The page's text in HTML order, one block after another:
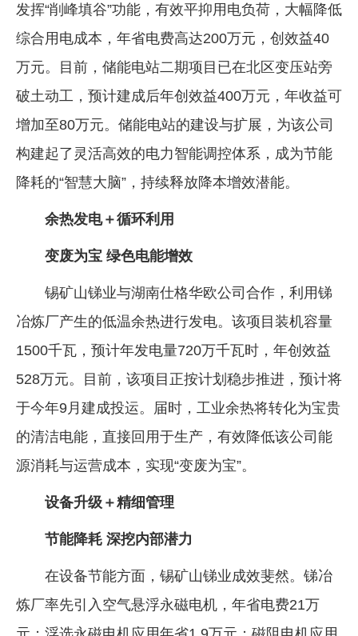
发挥“削峰填谷”功能，有效平抑用电负荷，大幅降低
综合用电成本，年省电费高达200万元，创效益40
万元。目前，储能电站二期项目已在北区变压站旁
破土动工，预计建成后年创效益400万元，年收益可
增加至80万元。储能电站的建设与扩展，为该公司
构建起了灵活高效的电力智能调控体系，成为节能
降耗的“智慧大脑”，持续释放降本增效潜能。
余热发电＋循环利用
变废为宝 绿色电能增效
锡矿山锑业与湖南仕格华欧公司合作，利用锑
冶炼厂产生的低温余热进行发电。该项目装机容量
1500千瓦，预计年发电量720万千瓦时，年创效益
528万元。目前，该项目正按计划稳步推进，预计将
于今年9月建成投运。届时，工业余热将转化为宝贵
的清洁电能，直接回用于生产，有效降低该公司能
源消耗与运营成本，实现“变废为宝”。
设备升级＋精细管理
节能降耗 深挖内部潜力
在设备节能方面，锡矿山锑业成效斐然。锑冶
炼厂率先引入空气悬浮永磁电机，年省电费21万